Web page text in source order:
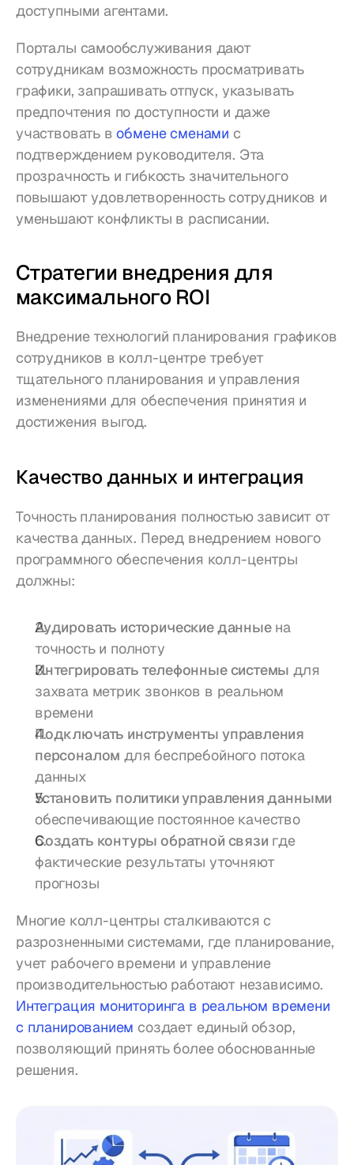
доступными агентами.
Порталы самообслуживания дают
сотрудникам возможность просматривать
графики, запрашивать отпуск, указывать
предпочтения по доступности и даже
участвовать в обмене сменами с
подтверждением руководителя. Эта
прозрачность и гибкость значительного
повышают удовлетворенность сотрудников и
уменьшают конфликты в расписании.
Стратегии внедрения для
максимального ROI
Внедрение технологий планирования графиков
сотрудников в колл-центре требует
тщательного планирования и управления
изменениями для обеспечения принятия и
достижения выгод.
Качество данных и интеграция
Точность планирования полностью зависит от
качества данных. Перед внедрением нового
программного обеспечения колл-центры
должны:
Аудировать исторические данные на
точность и полноту
Интегрировать телефонные системы для
захвата метрик звонков в реальном
времени
Подключать инструменты управления
персоналом для беспребойного потока
данных
Установить политики управления данными
обеспечивающие постоянное качество
Создать контуры обратной связи где
фактические результаты уточняют
прогнозы
Многие колл-центры сталкиваются с
разрозненными системами, где планирование,
учет рабочего времени и управление
Интеграция мониторинга в реальном времени
с планированием создает единый обзор,
позволяющий принять более обоснованные
решения.